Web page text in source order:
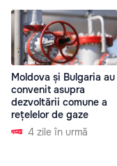
Moldova și Bulgaria au
convenit asupra
dezvoltării comune a
rețelelor de gaze
4 zile în urmă